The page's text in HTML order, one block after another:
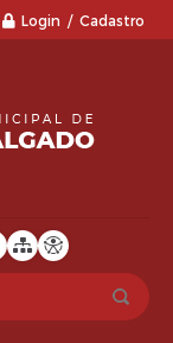
Login / Cadastro